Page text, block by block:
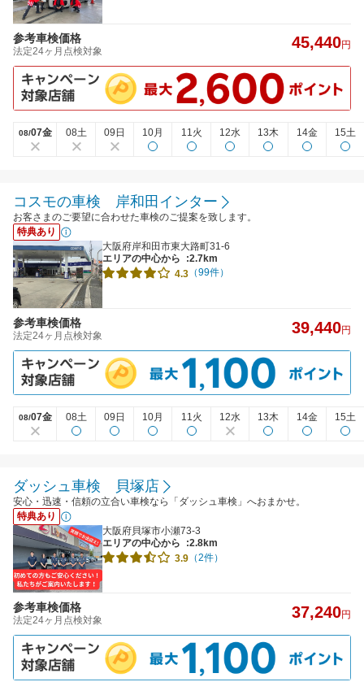
参考車検価格
法定24ヶ月点検対象 45,440円
08/07金 08土 09日 10月 11火 12水 13木 14金 15土
コスモの車検 岸和田インター
お客さまのご要望に合わせた車検のご提案を致します。
特典あり
大阪府岸和田市東大路町31-6
エリアの中心から
:2.7km
4.3 （99件）
参考車検価格
法定24ヶ月点検対象 39,440円
08/07金 08土 09日 10月 11火 12水 13木 14金 15土
ダッシュ車検 貝塚店
安心・迅速・信頼の立合い車検なら「ダッシュ車検」へおまかせ。
特典あり
大阪府貝塚市小瀬73-3
エリアの中心から
:2.8km
3.9 （2件）
参考車検価格
法定24ヶ月点検対象 37,240円